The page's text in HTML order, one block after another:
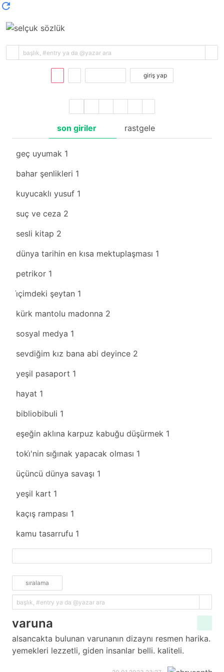
giriş yap
son giriler rastgele
geç uyumak 1
bahar şenlikleri 1
kuyucaklı yusuf 1
suç ve ceza 2
sesli kitap 2
dünya tarihin en kısa mektuplaşması 1
petrikor 1
i̇çimdeki şeytan 1
kürk mantolu madonna 2
sosyal medya 1
sevdiğim kız bana abi deyince 2
yeşil pasaport 1
hayat 1
bibliobibuli 1
eşeğin aklına karpuz kabuğu düşürmek 1
toki̇'nin sığınak yapacak olması 1
üçüncü dünya savaşı 1
yeşil kart 1
kaçış rampası 1
kamu tasarrufu 1
sıralama
varuna
alsancakta bulunan varunanın dizaynı resmen harika.
yemekleri lezzetli, giden insanlar belli. kaliteli.